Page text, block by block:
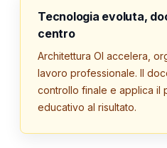
Tecnologia evoluta,
centro
Architettura OI accelera,
lavoro professionale. Il
controllo finale e applica il
educativo al risultato.